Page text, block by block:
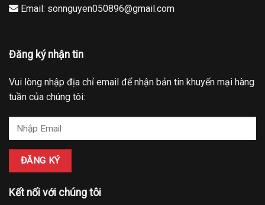
Email: sonnguyen050896@gmail.com
Đăng ký nhận tin
Vui lòng nhập địa chỉ email để nhận bản tin khuyến mại hàng
tuần của chúng tôi:
Kết nối với chúng tôi